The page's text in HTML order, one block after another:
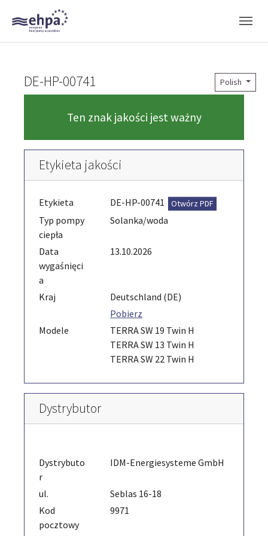
Skip to main navigation
Skip to main content
Skip to page footer
Polish
DE-HP-00741
Ten znak jakości jest ważny
Etykieta jakości
Etykieta DE-HP-00741 Otwórz PDF
Typ pompy
ciepła
Solanka/woda
Data
wygaśnięci
a
13.10.2026
Kraj
Deutschland (DE)
Pobierz
Modele
TERRA SW 19 Twin H
TERRA SW 13 Twin H
TERRA SW 22 Twin H
Dystrybutor
Dystrybuto
r
IDM-Energiesysteme GmbH
ul.
Seblas 16-18
Kod
pocztowy
9971